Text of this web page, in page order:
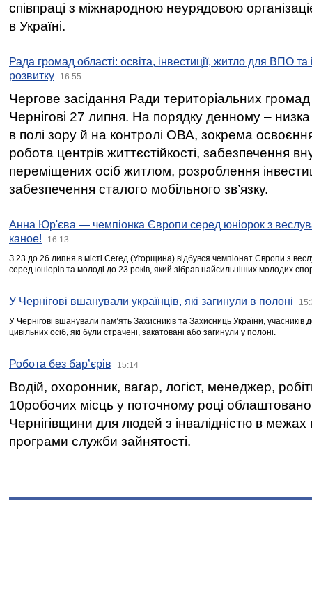
співпраці з міжнародною неурядовою
в Україні.
Рада громад області: освіта, інвестиції, житло для ВПО
розвитку
16:55
Чергове засідання Ради територіальних громад
Чернігові 27 липня. На порядку денному –
в полі зору й на контролі ОВА, зокрема освоєння
робота центрів життєстійкості, забезпечення
переміщених осіб житлом, розроблення
забезпечення сталого мобільного зв’язку.
Анна Юр'єва — чемпіонка Європи серед юніорок з
каное!
16:13
З 23 до 26 липня в місті Сегед (Угорщина) відбувся чемпіонат Європи з
серед юніорів та молоді до 23 років, який зібрав найсильніших молодих
У Чернігові вшанували українців, які загинули в полоні
У Чернігові вшанували пам’ять Захисників та Захисниць України,
цивільних осіб, які були страчені, закатовані або загинули у полоні.
Робота без бар’єрів 15:14
Водій, охоронник, вагар, логіст, менеджер,
10робочих місць у поточному році
Чернігівщини для людей з інвалідністю в межах
програми служби зайнятості.